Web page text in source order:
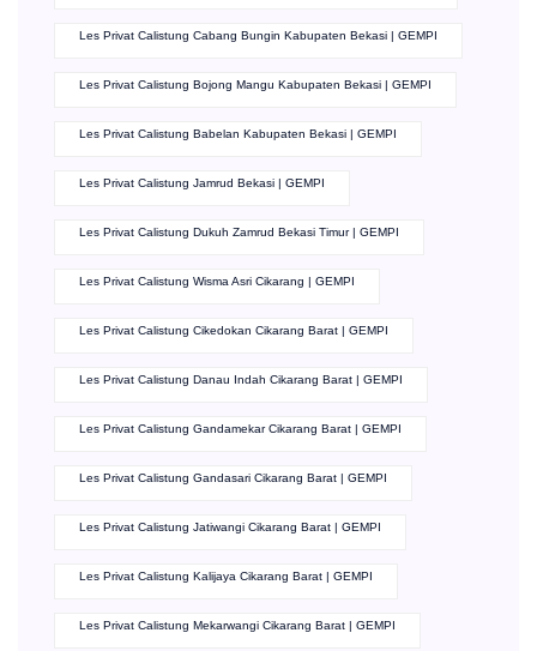
Les Privat Calistung Cabang Bungin Kabupaten Bekasi | GEMPI
Les Privat Calistung Bojong Mangu Kabupaten Bekasi | GEMPI
Les Privat Calistung Babelan Kabupaten Bekasi | GEMPI
Les Privat Calistung Jamrud Bekasi | GEMPI
Les Privat Calistung Dukuh Zamrud Bekasi Timur | GEMPI
Les Privat Calistung Wisma Asri Cikarang | GEMPI
Les Privat Calistung Cikedokan Cikarang Barat | GEMPI
Les Privat Calistung Danau Indah Cikarang Barat | GEMPI
Les Privat Calistung Gandamekar Cikarang Barat | GEMPI
Les Privat Calistung Gandasari Cikarang Barat | GEMPI
Les Privat Calistung Jatiwangi Cikarang Barat | GEMPI
Les Privat Calistung Kalijaya Cikarang Barat | GEMPI
Les Privat Calistung Mekarwangi Cikarang Barat | GEMPI